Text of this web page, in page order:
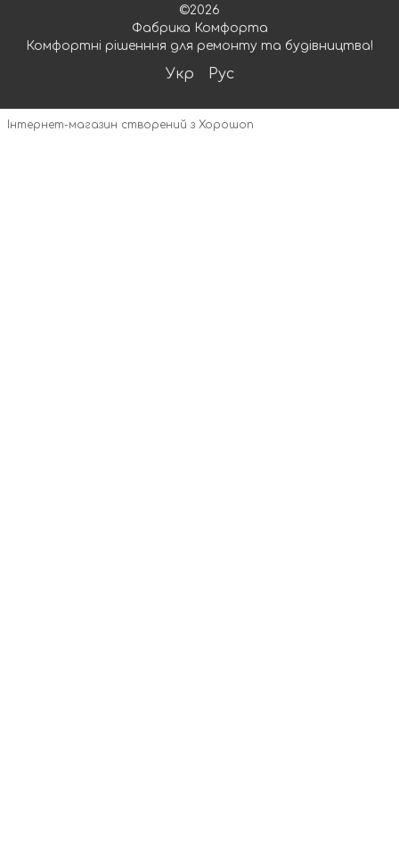
©2026
Фабрика Комфорта
Комфортні рішенння для ремонту та будівництва!
Укр Рус
Інтернет-магазин створений з Хорошоп